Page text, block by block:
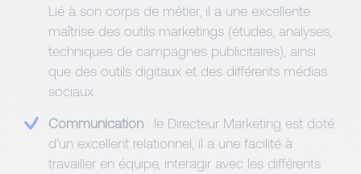
Lié à son corps de métier, il a une excellente
maîtrise des outils marketings (études, analyses,
techniques de campagnes publicitaires), ainsi
que des outils digitaux et des différents médias
sociaux.
Communication : le Directeur Marketing est doté
d’un excellent relationnel, il a une facilité à
travailler en équipe, interagir avec les différents